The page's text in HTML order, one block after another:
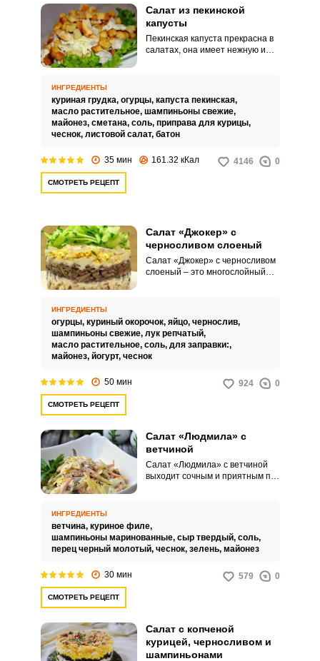
Салат из пекинской
капусты
Пекинская капуста прекрасна в
салатах, она имеет нежную и
ингредиентами и заправками.
ИНГРЕДИЕНТЫ
куриная грудка, огурцы, капуста пекинская,
масло растительное, шампиньоны свежие,
майонез, сметана, соль, приправа для курицы,
чеснок, листовой салат, батон
35 мин 161.32 кКал 4146 0
СМОТРЕТЬ РЕЦЕПТ
Салат «Джокер» с
черносливом слоеный
Салат «Джокер» с черносливом
слоеный – это многослойный
особенность – это сочетание
сладкого и солёного вкусов
благодаря черносливу.
ИНГРЕДИЕНТЫ
огурцы, куриный окорочок, яйцо, чернослив,
шампиньоны свежие, лук репчатый,
масло растительное, соль, для заправки:,
майонез, йогурт, чеснок
50 мин 924 0
СМОТРЕТЬ РЕЦЕПТ
Салат «Людмила» с
ветчиной
Салат «Людмила» с ветчиной
выходит сочным и приятным по
процессом.
ИНГРЕДИЕНТЫ
ветчина, куриное филе,
шампиньоны маринованные, сыр твердый, соль,
перец черный молотый, чеснок, зелень, майонез
30 мин 579 0
СМОТРЕТЬ РЕЦЕПТ
Салат с копченой
курицей, черносливом и
шампиньонами